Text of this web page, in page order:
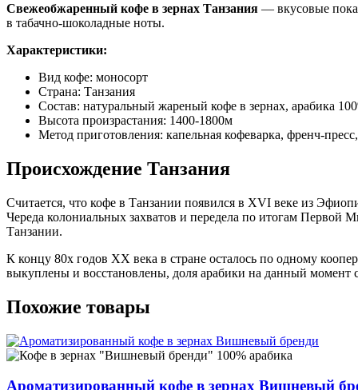
Свежеобжаренный кофе в зернах Танзания — вкусовые
в табачно-шоколадные ноты.
Характеристики:
Вид кофе: моносорт
Страна: Танзания
Состав: натуральный жареный кофе в зернах, арабика
Высота произрастания: 1400-1800м
Метод приготовления: капельная кофеварка, френч-
Происхождение Танзания
Считается, что кофе в Танзании появился в XVI веке из
Череда колониальных захватов и передела по итогам
Танзании.
К концу 80х годов ХХ века в стране осталось по одному
выкуплены и восстановлены, доля арабики на данный момент
Похожие товары
Ароматизированный кофе в зернах Вишневый